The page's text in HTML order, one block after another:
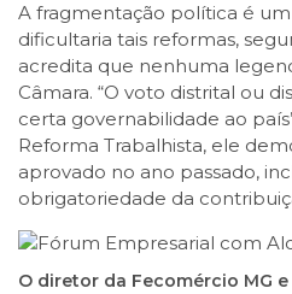
A fragmentação política é
dificultaria tais reformas,
acredita que nenhuma
Câmara. “O voto distrital ou
certa governabilidade ao
Reforma Trabalhista, ele
aprovado no ano passado,
obrigatoriedade da
O diretor da Fecomércio MG